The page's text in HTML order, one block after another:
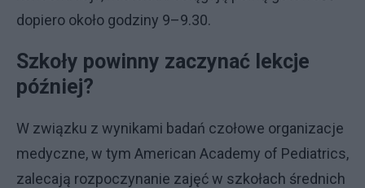
dopiero około godziny 9–9.30.
Szkoły powinny zaczynać lekcje
później?
W związku z wynikami badań czołowe organizacje
medyczne, w tym American Academy of Pediatrics,
zalecają rozpoczynanie zajęć w szkołach średnich